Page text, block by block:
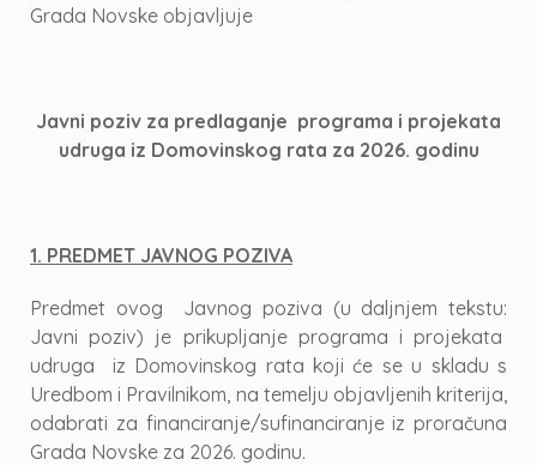
Grada Novske objavljuje
Javni poziv za predlaganje programa i projekata
udruga iz Domovinskog rata za 2026. godinu
1. PREDMET JAVNOG POZIVA
Predmet ovog Javnog poziva (u daljnjem tekstu:
Javni poziv) je prikupljanje programa i projekata
udruga iz Domovinskog rata koji će se u skladu s
Uredbom i Pravilnikom, na temelju objavljenih kriterija,
odabrati za financiranje/sufinanciranje iz proračuna
Grada Novske za 2026. godinu.